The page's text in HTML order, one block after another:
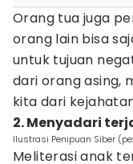
Orang tua juga
orang lain bisa
untuk tujuan
dari orang asing,
kita dari
2. Menyadari
Ilustrasi Penipuan Siber
Meliterasi anak